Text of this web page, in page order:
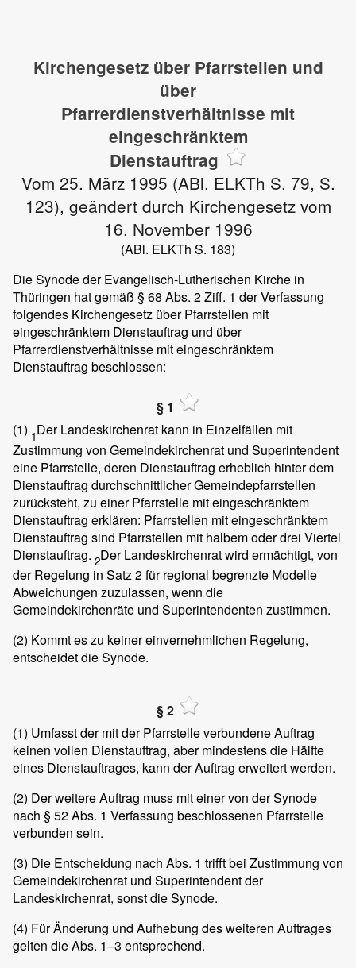
Kirchengesetz über Pfarrstellen und
über
Pfarrerdienstverhältnisse mit
eingeschränktem
Dienstauftrag
Vom 25. März 1995 (ABl. ELKTh S. 79, S.
123), geändert durch Kirchengesetz vom
16. November 1996
(ABl. ELKTh S. 183)
Die Synode der Evangelisch-Lutherischen Kirche in
Thüringen hat gemäß § 68 Abs. 2 Ziff. 1 der Verfassung
folgendes Kirchengesetz über Pfarrstellen mit
eingeschränktem Dienstauftrag und über
Pfarrerdienstverhältnisse mit eingeschränktem
Dienstauftrag beschlossen:
§ 1
(1) 1Der Landeskirchenrat kann in Einzelfällen mit
Zustimmung von Gemeindekirchenrat und Superintendent
eine Pfarrstelle, deren Dienstauftrag erheblich hinter dem
Dienstauftrag durchschnittlicher Gemeindepfarrstellen
zurücksteht, zu einer Pfarrstelle mit eingeschränktem
Dienstauftrag erklären: Pfarrstellen mit eingeschränktem
Dienstauftrag sind Pfarrstellen mit halbem oder drei Viertel
Dienstauftrag. 2Der Landeskirchenrat wird ermächtigt, von
der Regelung in Satz 2 für regional begrenzte Modelle
Abweichungen zuzulassen, wenn die
Gemeindekirchenräte und Superintendenten zustimmen.
(2) Kommt es zu keiner einvernehmlichen Regelung,
entscheidet die Synode.
§ 2
(1) Umfasst der mit der Pfarrstelle verbundene Auftrag
keinen vollen Dienstauftrag, aber mindestens die Hälfte
eines Dienstauftrages, kann der Auftrag erweitert werden.
(2) Der weitere Auftrag muss mit einer von der Synode
nach § 52 Abs. 1 Verfassung beschlossenen Pfarrstelle
verbunden sein.
(3) Die Entscheidung nach Abs. 1 trifft bei Zustimmung von
Gemeindekirchenrat und Superintendent der
Landeskirchenrat, sonst die Synode.
(4) Für Änderung und Aufhebung des weiteren Auftrages
gelten die Abs. 1–3 entsprechend.